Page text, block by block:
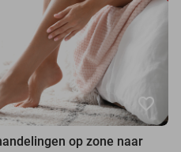
favorite_border
op zone naar